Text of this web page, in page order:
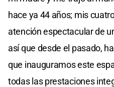
hace ya 44 años; mis
atención espectacular de
así que desde el pasado,
que inauguramos este
todas las prestaciones